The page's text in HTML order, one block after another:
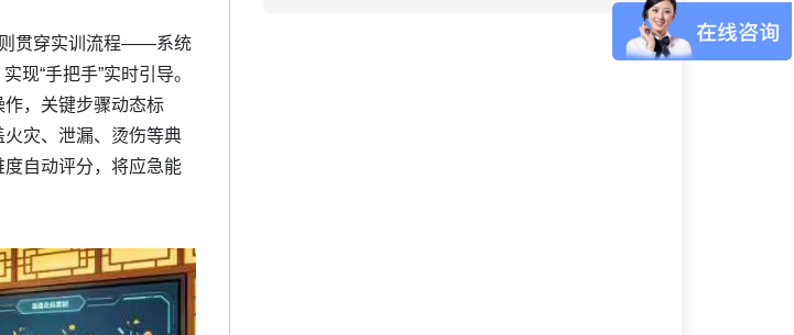
则贯穿实训流程——系统
现“手把手”实时引导。
，关键步骤动态标
灾、泄漏、烫伤等典
自动评分，将应急能